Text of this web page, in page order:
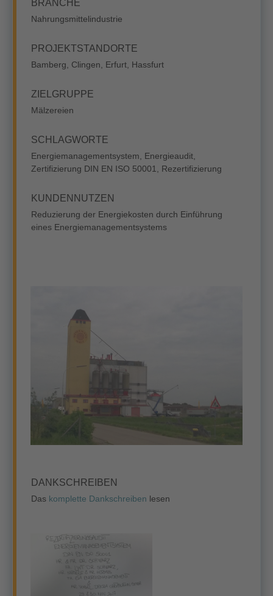
BRANCHE
Nahrungsmittelindustrie
PROJEKTSTANDORTE
Bamberg, Clingen, Erfurt, Hassfurt
ZIELGRUPPE
Mälzereien
SCHLAGWORTE
Energiemanagementsystem, Energieaudit,
Zertifizierung DIN EN ISO 50001, Rezertifizierung
KUNDENNUTZEN
Reduzierung der Energiekosten durch Einführung
eines Energiemanagementsystems
DANKSCHREIBEN
Das komplette Dankschreiben lesen